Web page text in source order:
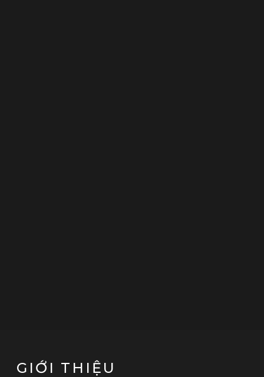
GIỚI THIỆU